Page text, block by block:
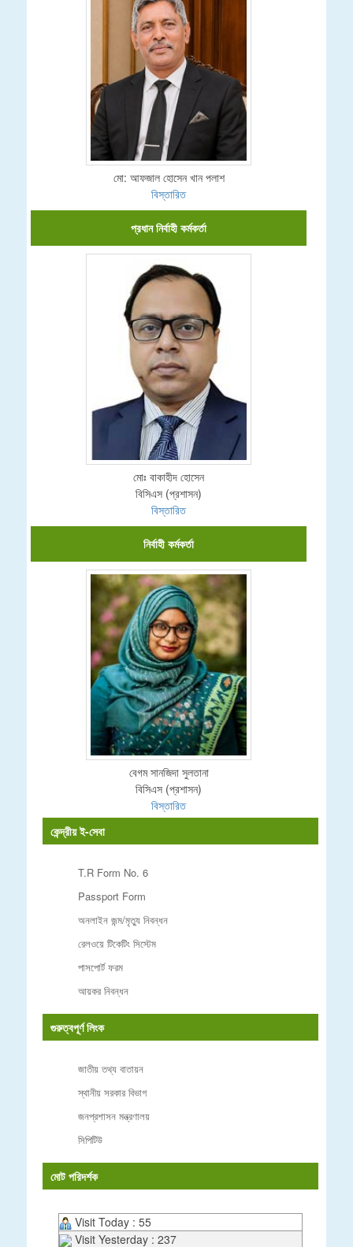
মো: আফজাল হোসেন খান পলাশ
বিস্তারিত
প্রধান নির্বাহী কর্মকর্তা
মোঃ বাকাহীদ হোসেন
বিসিএস (প্রশাসন)
বিস্তারিত
নির্বাহী কর্মকর্তা
বেগম সানজিদা সুলতানা
বিসিএস (প্রশাসন)
বিস্তারিত
কেন্দ্রীয় ই-সেবা
T.R Form No. 6
Passport Form
অনলাইন জন্ম/মৃত্যু নিবন্ধন
রেলওয়ে টিকেটিং সিস্টেম
পাসপোর্ট ফরম
আয়কর নিবন্ধন
গুরুত্বপূর্ণ লিংক
জাতীয় তথ্য বাতায়ন
স্থানীয় সরকার বিভাগ
জনপ্রশাসন মন্ত্রণালয়
সিপিটিউ
মোট পরিদর্শক
Visit Today : 55
Visit Yesterday : 237